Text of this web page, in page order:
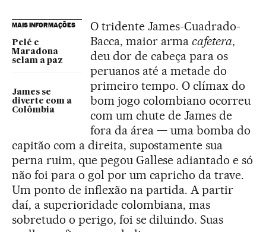
MAIS INFORMAÇÕES
Pelé e
Maradona
selam a paz
James se
diverte com a
Colômbia
O tridente James-Cuadrado-
Bacca, maior arma cafetera,
deu dor de cabeça para os
peruanos até a metade do
primeiro tempo. O clímax do
bom jogo colombiano ocorreu
com um chute de James de
fora da área — uma bomba do
capitão com a direita, supostamente sua
perna ruim, que pegou Gallese adiantado e só
não foi para o gol por um capricho da trave.
Um ponto de inflexão na partida. A partir
daí, a superioridade colombiana, mas
sobretudo o perigo, foi se diluindo. Suas